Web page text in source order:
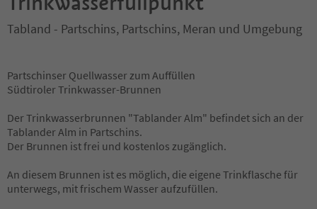
Tabland - Partschins, Partschins, Meran und Umgebung
Partschinser Quellwasser zum Auffüllen
Südtiroler Trinkwasser-Brunnen
Der Trinkwasserbrunnen "Tablander Alm" befindet sich an der
Tablander Alm in Partschins.
Der Brunnen ist frei und kostenlos zugänglich.
An diesem Brunnen ist es möglich, die eigene Trinkflasche für
unterwegs, mit frischem Wasser aufzufüllen.